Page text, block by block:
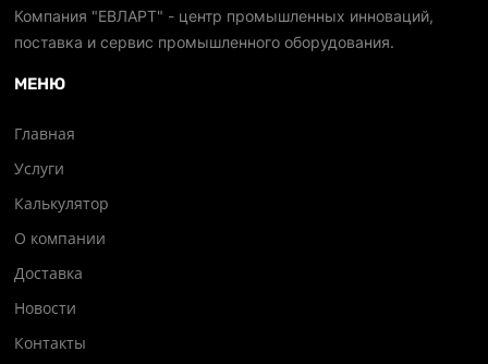
Компания "ЕВЛАРТ" - центр промышленных инноваций,
поставка и сервис промышленного оборудования.
МЕНЮ
Главная
Услуги
Калькулятор
О компании
Доставка
Новости
Контакты